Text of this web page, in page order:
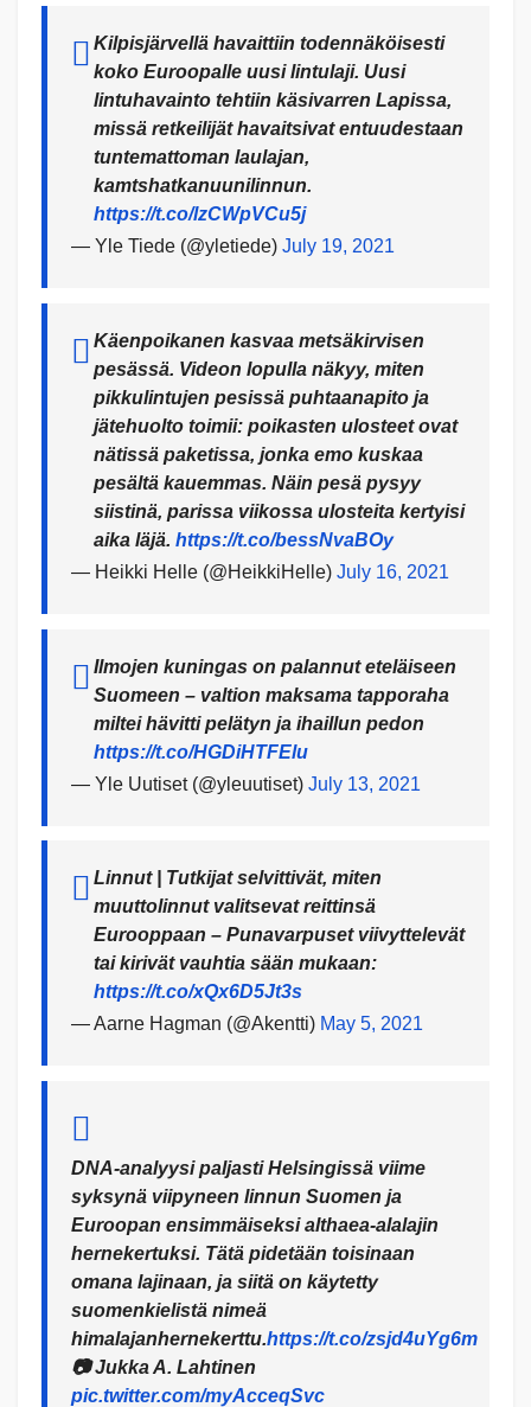
Kilpisjärvellä havaittiin todennäköisesti
koko Euroopalle uusi lintulaji. Uusi
lintuhavainto tehtiin käsivarren Lapissa,
missä retkeilijät havaitsivat entuudestaan
tuntemattoman laulajan,
kamtshatkanuunilinnun.
https://t.co/lzCWpVCu5j
— Yle Tiede (@yletiede) July 19, 2021
Käenpoikanen kasvaa metsäkirvisen
pesässä. Videon lopulla näkyy, miten
pikkulintujen pesissä puhtaanapito ja
jätehuolto toimii: poikasten ulosteet ovat
nätissä paketissa, jonka emo kuskaa
pesältä kauemmas. Näin pesä pysyy
siistinä, parissa viikossa ulosteita kertyisi
aika läjä. https://t.co/bessNvaBOy
— Heikki Helle (@HeikkiHelle) July 16, 2021
Ilmojen kuningas on palannut eteläiseen
Suomeen – valtion maksama tapporaha
miltei hävitti pelätyn ja ihaillun pedon
https://t.co/HGDiHTFElu
— Yle Uutiset (@yleuutiset) July 13, 2021
Linnut | Tutkijat selvittivät, miten
muuttolinnut valitsevat reittinsä
Eurooppaan – Punavarpuset viivyttelevät
tai kirivät vauhtia sään mukaan:
https://t.co/xQx6D5Jt3s
— Aarne Hagman (@Akentti) May 5, 2021
DNA-analyysi paljasti Helsingissä viime
syksynä viipyneen linnun Suomen ja
Euroopan ensimmäiseksi althaea-alalajin
hernekertuksi. Tätä pidetään toisinaan
omana lajinaan, ja siitä on käytetty
suomenkielistä nimeä
himalajanhernekerttu.https://t.co/zsjd4uYg6m
📷 Jukka A. Lahtinen
pic.twitter.com/myAcceqSvc